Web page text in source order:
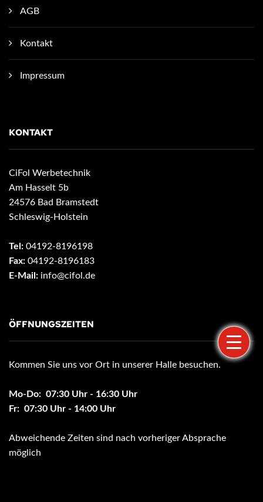
AGB
Kontakt
Impressum
KONTAKT
CiFol Werbetechnik
Am Hasselt 5b
24576 Bad Bramstedt
Schleswig-Holstein
Tel: 04192-8196198
Fax: 04192-8196183
E-Mail: info@cifol.de
ÖFFNUNGSZEITEN
Kommen Sie uns vor Ort in unserer Halle besuchen.
Mo-Do: 07:30 Uhr - 16:30 Uhr
Fr: 07:30 Uhr - 14:00 Uhr
Abweichende Zeiten sind nach vorheriger Absprache
möglich